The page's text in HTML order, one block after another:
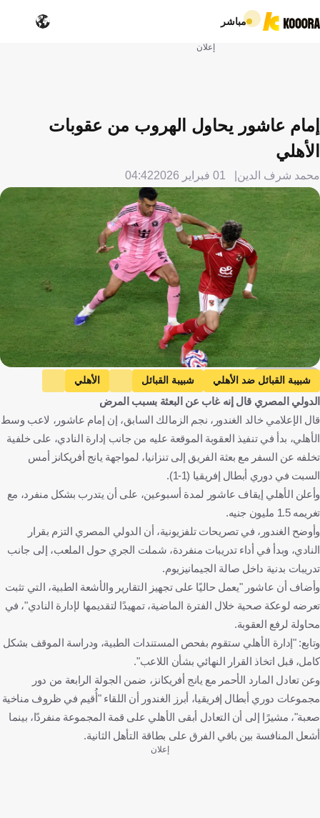
مباشر
إعلان
إمام عاشور يحاول الهروب من عقوبات
الأهلي
محمد شرف الدين 01 فبراير 2026 04:42
Getty Images
شبيبة القبائل ضد الأهلي شبيبة القبائل
الأهلي
دوري أبطال إفريقيا
البنك الأهلي ضد الأهلي
البنك الأهلي
الدوري المصري الممتاز
إمام عاشور الجزائر
مصر
كرة قدم
الدولي المصري قال إنه غاب عن البعثة بسبب المرض
قال الإعلامي خالد الغندور، نجم الزمالك السابق، إن إمام عاشور، لاعب وسط
الأهلي، بدأ في تنفيذ العقوبة الموقعة عليه من جانب إدارة النادي، على خلفية
تخلفه عن السفر مع بعثة الفريق إلى تنزانيا، لمواجهة يانج أفريكانز أمس
السبت في دوري أبطال إفريقيا (1-1).
وأعلن الأهلي إيقاف عاشور لمدة أسبوعين، على أن يتدرب بشكل منفرد، مع
تغريمه 1.5 مليون جنيه.
وأوضح الغندور، في تصريحات تلفزيونية، أن الدولي المصري التزم بقرار
النادي، وبدأ في أداء تدريبات منفردة، شملت الجري حول الملعب، إلى جانب
تدريبات بدنية داخل صالة الجيمانيزيوم.
وأضاف أن عاشور "يعمل حاليًا على تجهيز التقارير والأشعة الطبية، التي تثبت
تعرضه لوعكة صحية خلال الفترة الماضية، تمهيدًا لتقديمها لإدارة النادي"، في
محاولة لرفع العقوبة.
وتابع: "إدارة الأهلي ستقوم بفحص المستندات الطبية، ودراسة الموقف بشكل
كامل، قبل اتخاذ القرار النهائي بشأن اللاعب".
وعن تعادل المارد الأحمر مع يانج أفريكانز، ضمن الجولة الرابعة من دور
مجموعات دوري أبطال إفريقيا، أبرز الغندور أن اللقاء "أُقيم في ظروف مناخية
صعبة"، مشيرًا إلى أن التعادل أبقى الأهلي على قمة المجموعة منفردًا، بينما
أشعل المنافسة بين باقي الفرق على بطاقة التأهل الثانية.
إعلان